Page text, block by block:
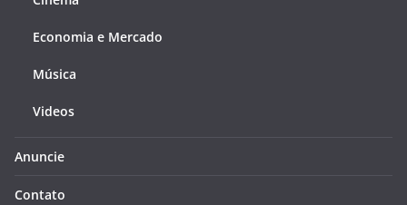
Economia e Mercado
Música
Videos
Anuncie
Contato